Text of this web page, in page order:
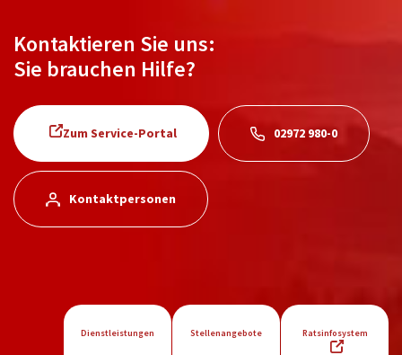
Kontaktieren Sie uns:
Sie brauchen Hilfe?
Zum Service-Portal 02972 980-0
Kontaktpersonen
Dienstleistungen Stellenangebote Ratsinfosystem